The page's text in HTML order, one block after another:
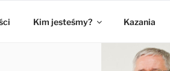
Kim jesteśmy? Kazania